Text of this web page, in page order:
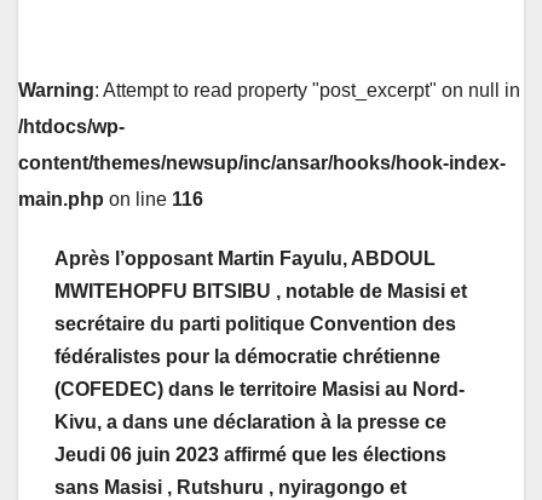
Warning: Attempt to read property "post_excerpt" on null in
/htdocs/wp-
content/themes/newsup/inc/ansar/hooks/hook-index-
main.php on line 116
Après l’opposant Martin Fayulu, ABDOUL
MWITEHOPFU BITSIBU , notable de Masisi et
secrétaire du parti politique Convention des
fédéralistes pour la démocratie chrétienne
(COFEDEC) dans le territoire Masisi au Nord-
Kivu, a dans une déclaration à la presse ce
Jeudi 06 juin 2023 affirmé que les élections
sans Masisi , Rutshuru , nyiragongo et